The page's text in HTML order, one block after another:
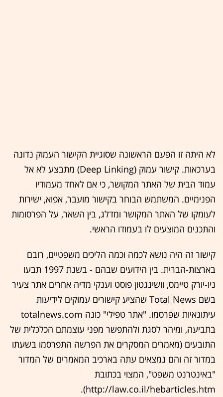
לא היתה זו הפעם הראשונה שסוגיית הקישור העמוק נדונה
בערכאות. קישור עמוק (Deep Linking) מתבצע לא אל
עמוד הבית של האתר המקושר, כי אם לאחד מעמודיו
הפנימיים. המשתמש הבוחר בקישור מועבר, אפוא, ישירות
לעומקו של האתר המקושר ומדלג, בין השאר, על הפרסומות
והתכנים המוצעים לו בעמודו הראשי.
קישור זה היה נושא לכמה וכמה הליכים משפטיים, רובם
בארצות-הברית. בין הידועים שבהם - בשנת 1997 תבעו
ניו-יורק טיימס, וושינגטון פוסט וענקי מדיה אחרים אתר צעיר
בשם Total News שהציע קישורים עמוקים לידיעות
עיתונאיות שפרסמו. "אתר טפילי" כונה totalnews.com
בתביעה, ומיהר לסגת ולהתפשר מפני עוצמתם הכלכלית של
התובעים (מאמרים המסקרים את הפרשה התפרסמו בשעתו
במדור זה והם נמצאים עתה בארכיב המאמרים של המדור
"באינטרנט משפט", המצוי בכתובת
http://law.co.il/hebarticles.htm).